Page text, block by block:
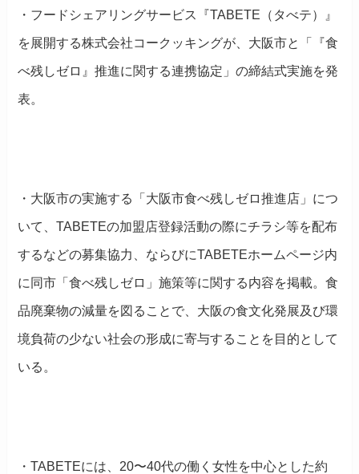
・フードシェアリングサービス『TABETE（タべテ）』
を展開する株式会社コークッキングが、大阪市と「『食
べ残しゼロ』推進に関する連携協定」の締結式実施を発
表。
・大阪市の実施する「大阪市食べ残しゼロ推進店」につ
いて、TABETEの加盟店登録活動の際にチラシ等を配布
するなどの募集協力、ならびにTABETEホームページ内
に同市「食べ残しゼロ」施策等に関する内容を掲載。食
品廃棄物の減量を図ることで、大阪の食文化発展及び環
境負荷の少ない社会の形成に寄与することを目的として
いる。
・TABETEには、20〜40代の働く女性を中心とした約